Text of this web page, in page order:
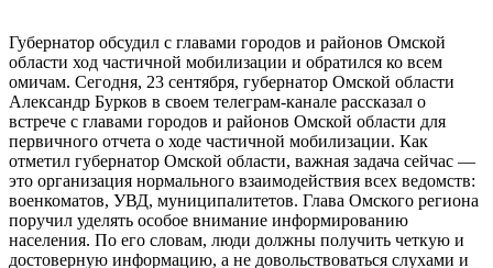
Губернатор обсудил с главами городов и районов Омской
области ход частичной мобилизации и обратился ко всем
омичам. Сегодня, 23 сентября, губернатор Омской области
Александр Бурков в своем телеграм-канале рассказал о
встрече с главами городов и районов Омской области для
первичного отчета о ходе частичной мобилизации. Как
отметил губернатор Омской области, важная задача сейчас —
это организация нормального взаимодействия всех ведомств:
военкоматов, УВД, муниципалитетов. Глава Омского региона
поручил уделять особое внимание информированию
населения. По его словам, люди должны получить четкую и
достоверную информацию, а не довольствоваться слухами и